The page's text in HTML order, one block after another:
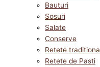
Bauturi
Sosuri
Salate
Conserve
Retete
Retete de Pasti